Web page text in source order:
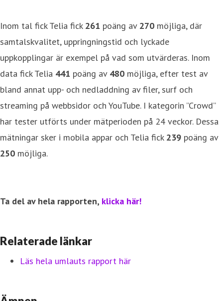
Inom tal fick Telia fick 261 poäng av 270 möjliga, där
samtalskvalitet, uppringningstid och lyckade
uppkopplingar är exempel på vad som utvärderas. Inom
data fick Telia 441 poäng av 480 möjliga, efter test av
bland annat upp- och nedladdning av filer, surf och
streaming på webbsidor och YouTube. I kategorin ”Crowd”
har tester utförts under mätperioden på 24 veckor. Dessa
mätningar sker i mobila appar och Telia fick 239 poäng av
250 möjliga.
Ta del av hela rapporten, klicka här!
Relaterade länkar
Läs hela umlauts rapport här